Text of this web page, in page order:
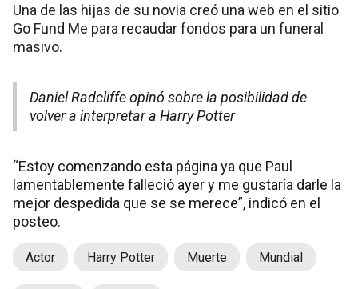
Una de las hijas de su novia creó una web en el sitio
Go Fund Me para recaudar fondos para un funeral
masivo.
Daniel Radcliffe opinó sobre la posibilidad de
volver a interpretar a Harry Potter
“Estoy comenzando esta página ya que Paul
lamentablemente falleció ayer y me gustaría darle la
mejor despedida que se se merece”, indicó en el
posteo.
Actor Harry Potter Muerte Mundial